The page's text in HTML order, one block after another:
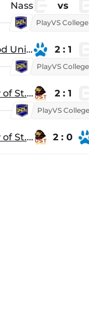
Nass vs
Northwood University 2 : 1
University of St. Thomas 2 : 1
University of St. Thomas 2 : 0